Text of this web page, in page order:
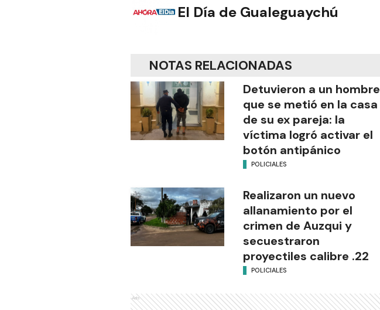
El Día de Gualeguaychú
NOTAS RELACIONADAS
Detuvieron a un hombre
que se metió en la casa
de su ex pareja: la
víctima logró activar el
botón antipánico
POLICIALES
Realizaron un nuevo
allanamiento por el
crimen de Auzqui y
secuestraron
proyectiles calibre .22
POLICIALES
Ads